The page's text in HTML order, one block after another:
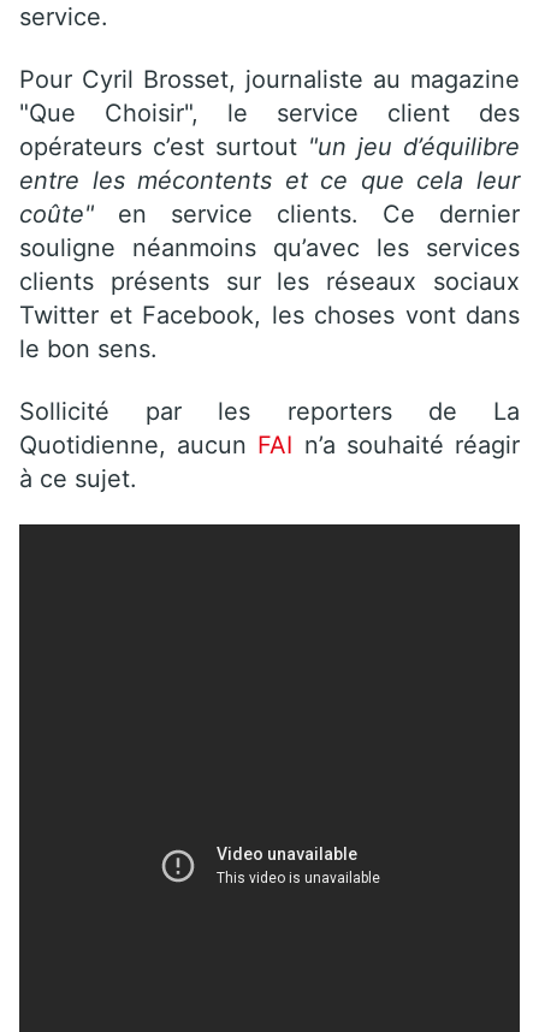
service.
Pour Cyril Brosset, journaliste au magazine
"Que Choisir", le service client des
opérateurs c’est surtout "un jeu d’équilibre
entre les mécontents et ce que cela leur
coûte" en service clients. Ce dernier
souligne néanmoins qu’avec les services
clients présents sur les réseaux sociaux
Twitter et Facebook, les choses vont dans
le bon sens.
Sollicité par les reporters de La
Quotidienne, aucun FAI n’a souhaité réagir
à ce sujet.